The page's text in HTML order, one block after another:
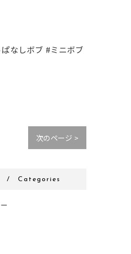
なしボブ #ミニボブ
次のページ >
Categories